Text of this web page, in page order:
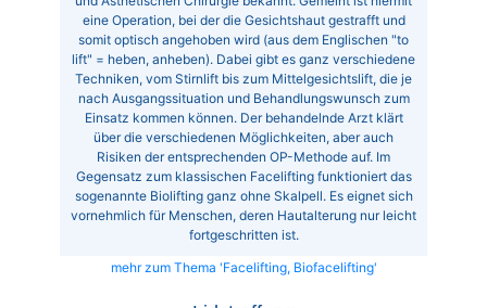
eine Operation, bei der die Gesichtshaut gestrafft und
somit optisch angehoben wird (aus dem Englischen "to
lift" = heben, anheben). Dabei gibt es ganz verschiedene
Techniken, vom Stirnlift bis zum Mittelgesichtslift, die je
nach Ausgangssituation und Behandlungswunsch zum
Einsatz kommen können. Der behandelnde Arzt klärt
über die verschiedenen Möglichkeiten, aber auch
Risiken der entsprechenden OP-Methode auf. Im
Gegensatz zum klassischen Facelifting funktioniert das
sogenannte Biolifting ganz ohne Skalpell. Es eignet sich
vornehmlich für Menschen, deren Hautalterung nur leicht
fortgeschritten ist.
mehr zum Thema 'Facelifting, Biofacelifting'